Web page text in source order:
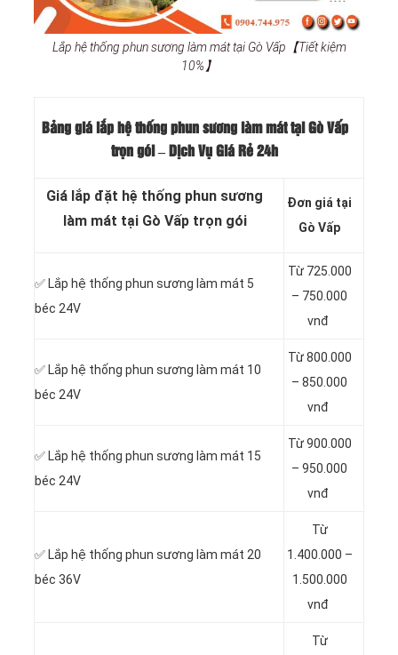
Lắp hệ thống phun sương làm mát tại Gò Vấp【Tiết kiệm
10%】
Bảng giá lắp hệ thống phun sương làm mát tại Gò Vấp
trọn gói – Dịch Vụ Giá Rẻ 24h
Giá lắp đặt hệ thống phun sương
làm mát tại Gò Vấp trọn gói
Đơn giá tại
Gò Vấp
✅ Lắp hệ thống phun sương làm mát 5
béc 24V
Từ 725.000
– 750.000
vnđ
✅ Lắp hệ thống phun sương làm mát 10
béc 24V
Từ 800.000
– 850.000
vnđ
✅ Lắp hệ thống phun sương làm mát 15
béc 24V
Từ 900.000
– 950.000
vnđ
✅ Lắp hệ thống phun sương làm mát 20
béc 36V
Từ
1.400.000 –
1.500.000
vnđ
Từ